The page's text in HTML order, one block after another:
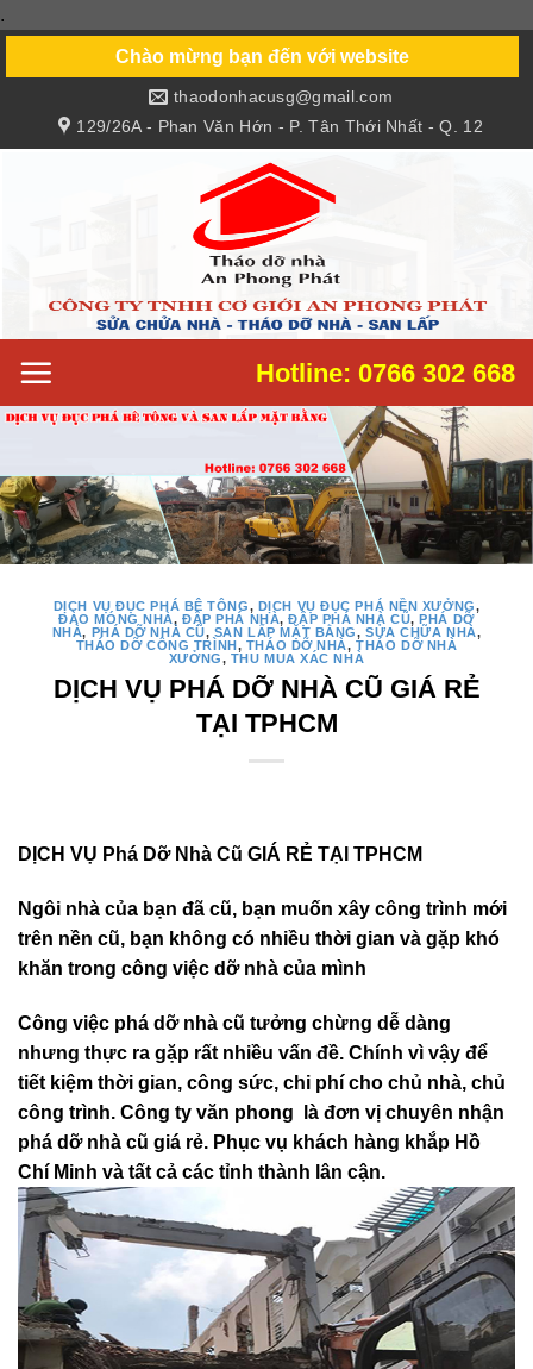
.
content
Chào mừng bạn đến với website
129/26A - Phan Văn Hớn - P. Tân Thới Nhất - Q. 12
thaodonhacusg@gmail.com
Hotline: 0766 302 668
DỊCH VỤ ĐỤC PHÁ BÊ TÔNG, DỊCH VỤ ĐỤC PHÁ NỀN XƯỞNG
ĐÀO MÓNG NHÀ,ĐẬP PHÁ NHÀ, ĐẬP PHÁ NHÀ CŨ,PHÁ DỠ
PHÁ DỠ NHÀ CŨ,SAN LẤP MẶT BẰNG,
THÁO DỠ CÔNG TRÌNH
XƯỞNG
THU MUA XÁC NHÀ
DỊCH VỤ PHÁ DỠ NHÀ CŨ GIÁ RẺ
TẠI TPHCM
Ngôi nhà của bạn đã cũ, bạn muốn xây công trình mới
trên nền cũ, bạn không có nhiều thời gian và gặp khó
Công việc phá dỡ nhà cũ tưởng chừng dễ dàng
nhưng thực ra gặp rất nhiều vấn đề. Chính vì vậy để
tiết kiệm thời gian, công sức, chi phí cho chủ nhà, chủ
công trình. Công ty văn phong là đơn vị chuyên nhận
phá dỡ nhà cũ giá rẻ. Phục vụ khách hàng khắp Hồ
Chí Minh và tất cả các tỉnh thành lân cận.